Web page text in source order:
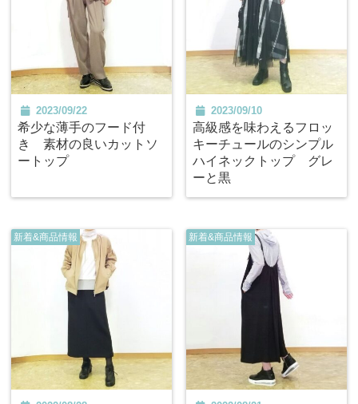
2023/09/22
希少な薄手のフード付
き 素材の良いカットソ
ートップ
2023/09/10
高級感を味わえるフロッ
キーチュールのシンプル
ハイネックトップ グレ
ーと黒
新着&商品情報 新着&商品情報